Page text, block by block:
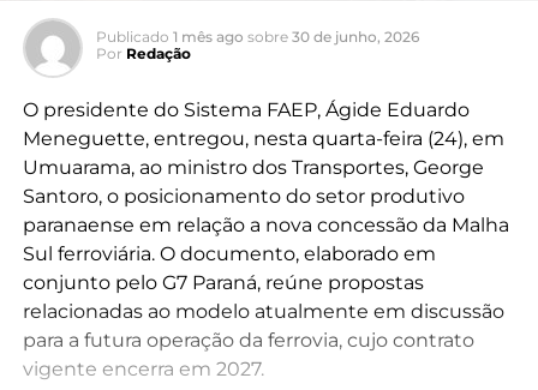
Publicado 1 mês ago sobre 30 de junho, 2026
Por Redação
O presidente do Sistema FAEP, Ágide Eduardo
Meneguette, entregou, nesta quarta-feira (24), em
Umuarama, ao ministro dos Transportes, George
Santoro, o posicionamento do setor produtivo
paranaense em relação a nova concessão da Malha
Sul ferroviária. O documento, elaborado em
conjunto pelo G7 Paraná, reúne propostas
relacionadas ao modelo atualmente em discussão
para a futura operação da ferrovia, cujo contrato
vigente encerra em 2027.